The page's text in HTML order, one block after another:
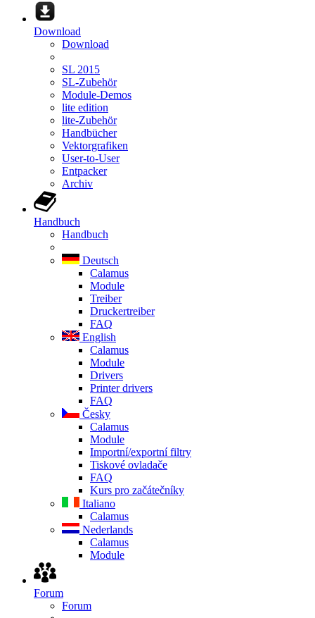
Download
Download
SL 2015
SL-Zubehör
Module-Demos
lite edition
lite-Zubehör
Handbücher
Vektorgrafiken
User-to-User
Entpacker
Archiv
Handbuch
Handbuch
Deutsch
Calamus
Module
Treiber
Druckertreiber
FAQ
English
Calamus
Module
Drivers
Printer drivers
FAQ
Česky
Calamus
Module
Importní/exportní filtry
Tiskové ovladače
FAQ
Kurs pro začátečníky
Italiano
Calamus
Nederlands
Calamus
Module
Forum
Forum